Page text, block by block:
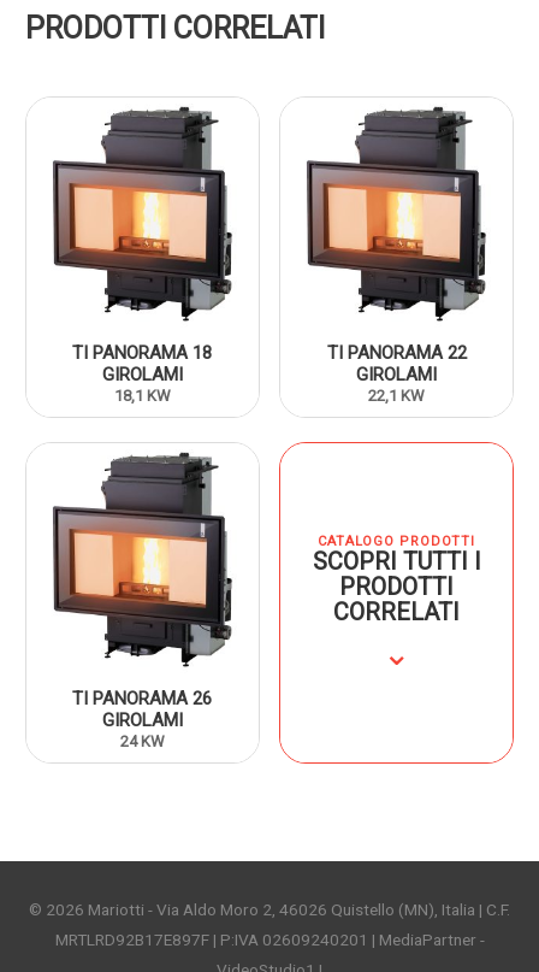
PRODOTTI CORRELATI
TI PANORAMA 18
GIROLAMI
18,1 KW
TI PANORAMA 22
GIROLAMI
22,1 KW
TI PANORAMA 26
GIROLAMI
24 KW
CATALOGO PRODOTTI
SCOPRI TUTTI I
PRODOTTI
CORRELATI
⌄
© 2026 Mariotti - Via Aldo Moro 2, 46026 Quistello (MN), Italia | C.F.
MRTLRD92B17E897F | P:IVA 02609240201 | MediaPartner -